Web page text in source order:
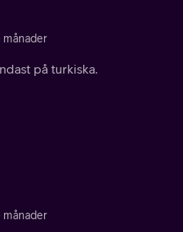
månader
på turkiska.
månader